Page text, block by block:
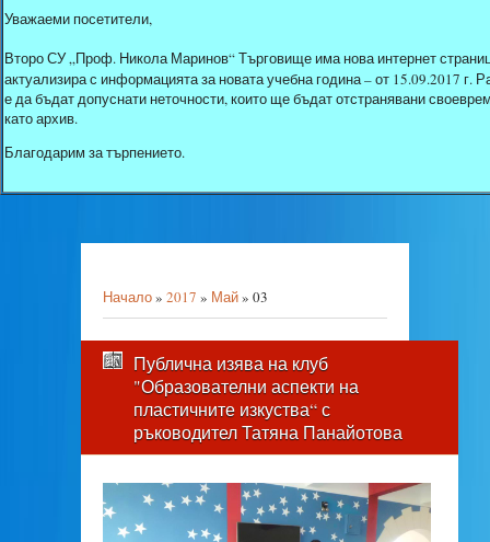
Уважаеми посетители,
Второ СУ „Проф. Никола Маринов“ Търговище има нова интернет
актуализира с информацията за новата учебна година – от 15.09.2017
е да бъдат допуснати неточности, които ще бъдат отстранявани
като архив.
Благодарим за търпението.
Начало» 2017 » Май» 03
Публична изява на клуб
"Образователни аспекти на
пластичните изкуства“ с
ръководител Татяна Панайотова